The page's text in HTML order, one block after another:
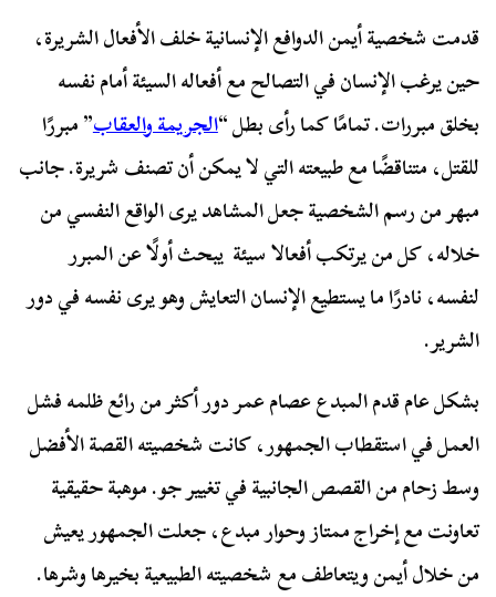
قدمت شخصية أيمن الدوافع الإنسانية خلف الأفعال الشريرة،
حين يرغب الإنسان في التصالح مع أفعاله السيئة أمام نفسه
بخلق مبررات. تمامًا كما رأى بطل “الجريمة والعقاب” مبررًا
للقتل، متناقضًا مع طبيعته التي لا يمكن أن تصنف شريرة. جانب
مبهر من رسم الشخصية جعل المشاهد يرى الواقع النفسي من
خلاله، كل من يرتكب أفعالا سيئة يبحث أولًا عن المبرر
لنفسه، نادرًا ما يستطيع الإنسان التعايش وهو يرى نفسه في دور
الشرير.
بشكل عام قدم المبدع عصام عمر دور أكثر من رائع ظلمه فشل
العمل في استقطاب الجمهور، كانت شخصيته القصة الأفضل
وسط زحام من القصص الجانبية في تغيير جو. موهبة حقيقية
تعاونت مع إخراج ممتاز وحوار مبدع، جعلت الجمهور يعيش
من خلال أيمن ويتعاطف مع شخصيته الطبيعية بخيرها وشرها.